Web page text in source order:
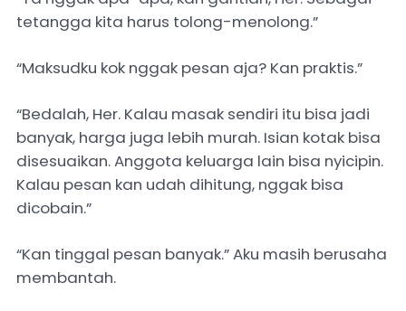
tetangga kita harus tolong-menolong.”
“Maksudku kok nggak pesan aja? Kan praktis.”
“Bedalah, Her. Kalau masak sendiri itu bisa jadi
banyak, harga juga lebih murah. Isian kotak bisa
disesuaikan. Anggota keluarga lain bisa nyicipin.
Kalau pesan kan udah dihitung, nggak bisa
dicobain.”
“Kan tinggal pesan banyak.” Aku masih berusaha
membantah.